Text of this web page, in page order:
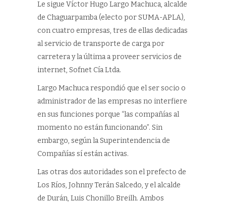
Le sigue Víctor Hugo Largo Machuca, alcalde
de Chaguarpamba (electo por SUMA-APLA),
con cuatro empresas, tres de ellas dedicadas
al servicio de transporte de carga por
carretera y la última a proveer servicios de
internet, Sofnet Cía Ltda.
Largo Machuca respondió que el ser socio o
administrador de las empresas no interfiere
en sus funciones porque “las compañías al
momento no están funcionando”. Sin
embargo, según la Superintendencia de
Compañías sí están activas.
Las otras dos autoridades son el prefecto de
Los Ríos, Johnny Terán Salcedo, y el alcalde
de Durán, Luis Chonillo Breilh. Ambos